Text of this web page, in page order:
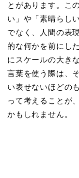
とがあります。こ
い」や「素晴らし
でなく、人間の表
的な何かを前にし
にスケールの大き
言葉を使う際は、
い表せないほどの
って考えることが
かもしれません。